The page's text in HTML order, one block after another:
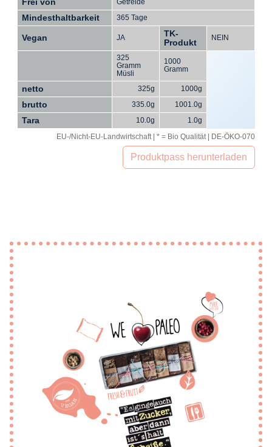
Getreide
Mindesthaltbarkeit 365 Tage
Vegan JA
TK-
Produkt
NEIN
325
Gramm
Müsli
1000
Gramm
netto 325g 1000g
brutto 335.0g 1001.0g
Tara 10.0g
1.0g
EU-/Nicht-EU-Landwirtschaft | * = Bio Qualität | DE-ÖKO-070
Produktpass herunterladen